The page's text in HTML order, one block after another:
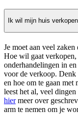
Ik wil mijn huis
Je moet aan veel
Hoe wil gaat
onderhandelingen in
voor de verkoop. Denk
en hoe om te gaan met
leest het al, veel
hiermeer over
arm te nemen om je